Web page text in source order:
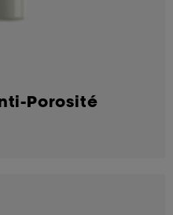
Porosité